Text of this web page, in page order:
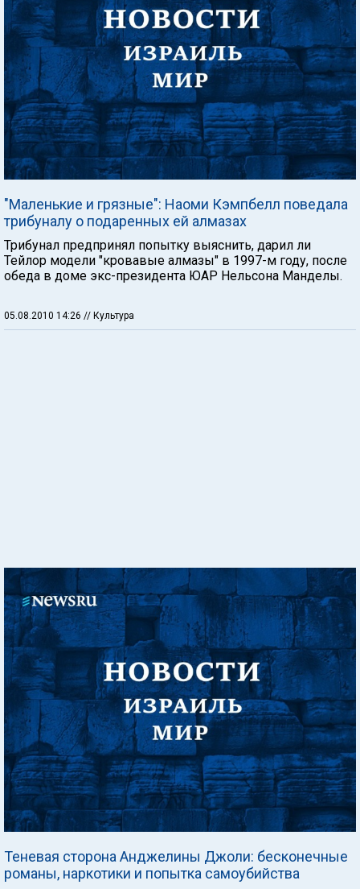
"Маленькие и грязные": Наоми Кэмпбелл поведала
трибуналу о подаренных ей алмазах
Трибунал предпринял попытку выяснить, дарил ли
Тейлор модели "кровавые алмазы" в 1997-м году, после
обеда в доме экс-президента ЮАР Нельсона Манделы.
05.08.2010 14:26 // Культура
Теневая сторона Анджелины Джоли: бесконечные
романы, наркотики и попытка самоубийства